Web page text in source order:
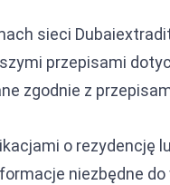
sieci
przepisami
zgodnie z
o
niezbędne